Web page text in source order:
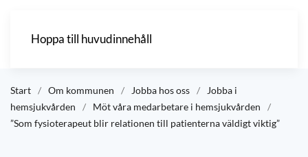
Hoppa till huvudinnehåll
Start Om kommunen Jobba hos oss
Jobba i
hemsjukvården
Möt våra medarbetare i hemsjukvården
”Som fysioterapeut blir relationen till patienterna väldigt viktig”